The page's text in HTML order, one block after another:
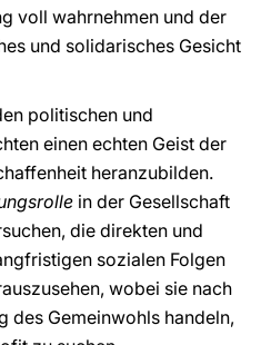
voll wahrnehmen und der
und solidarisches Gesicht
politischen und
einen echten Geist der
heranzubilden.
in der Gesellschaft
die direkten und
sozialen Folgen
wobei sie nach
des Gemeinwohls handeln,